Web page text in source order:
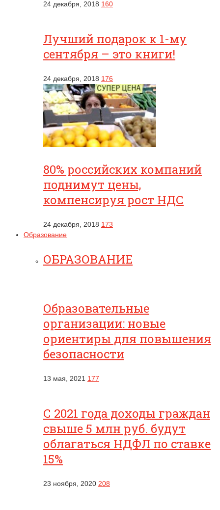
24 декабря, 2018 160
Лучший подарок к 1-му
сентября – это книги!
24 декабря, 2018 176
80% российских компаний
поднимут цены,
компенсируя рост НДС
24 декабря, 2018 173
Образование
ОБРАЗОВАНИЕ
Образовательные
организации: новые
ориентиры для повышения
безопасности
13 мая, 2021 177
С 2021 года доходы граждан
свыше 5 млн руб. будут
облагаться НДФЛ по ставке
15%
23 ноября, 2020 208